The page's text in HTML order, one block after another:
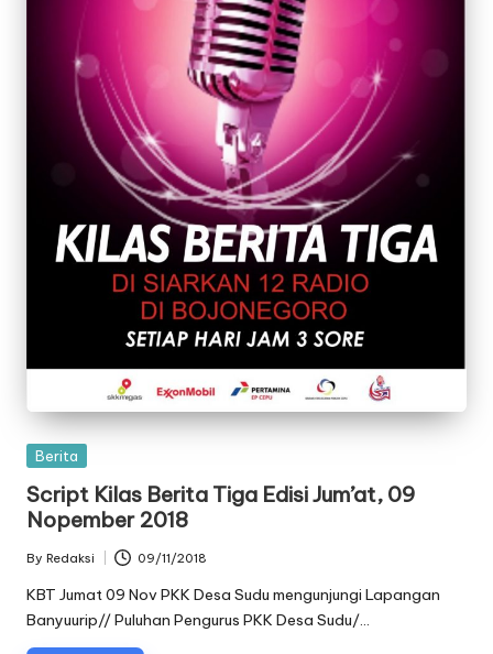
Posted
Berita
Script Kilas Berita Tiga Edisi Jum’at, 09
Nopember 2018
Posted
by
By Redaksi 09/11/2018
KBT Jumat 09 Nov PKK Desa Sudu mengunjungi Lapangan
Banyuurip// Puluhan Pengurus PKK Desa Sudu/…